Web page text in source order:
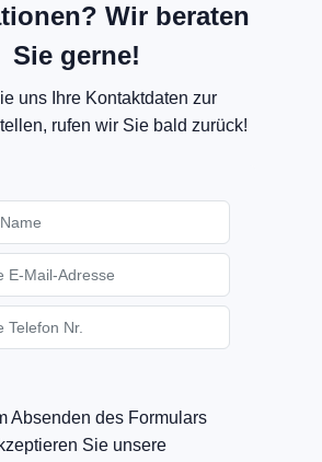
Wir beraten
Sie gerne!
uns Ihre Kontaktdaten zur
rufen wir Sie bald zurück!
Absenden des Formulars
Sie unsere